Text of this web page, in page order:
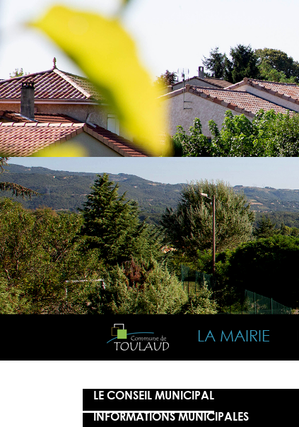
LA MAIRIE
LE CONSEIL MUNICIPAL
INFORMATIONS MUNICIPALES